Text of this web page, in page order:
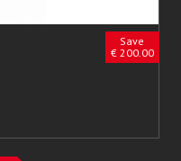
Save
€ 200.00